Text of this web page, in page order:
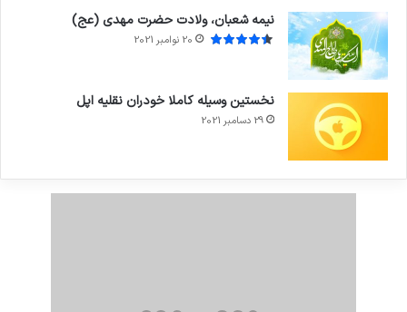
نیمه شعبان، ولادت حضرت مهدی (عج)
20 نوامبر 2021
نخستین وسیله کاملا خودران نقلیه اپل
29 دسامبر 2021